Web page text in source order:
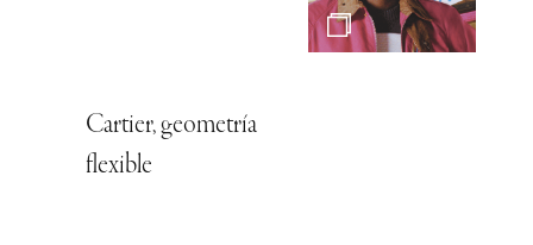
Cartier, geometría
flexible